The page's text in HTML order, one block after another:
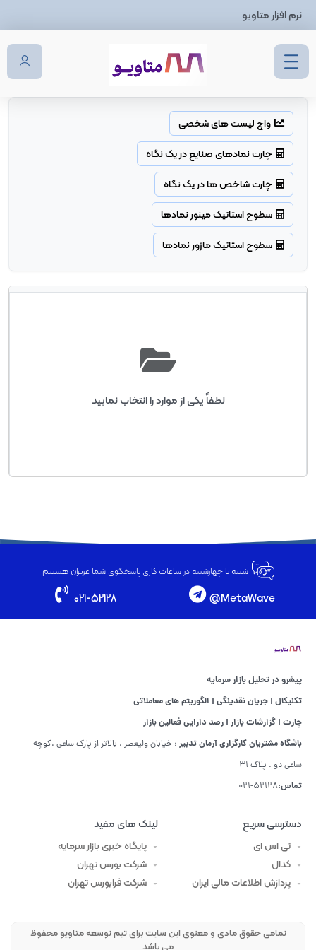
نرم افزار متاویو
واچ لیست های شخصی
چارت نمادهای صنایع در یک نگاه
چارت شاخص ها در یک نگاه
سطوح استاتیک مینور نمادها
سطوح استاتیک ماژور نمادها
لطفاً یکی از موارد را انتخاب نمایید
شنبه تا چهارشنبه در ساعات کاری پاسخگوی شما عزیزان هستیم
MetaWave@
021-52128
پیشرو در تحلیل بازار سرمایه
تکنیکال | جریان نقدینگی | الگوریتم های معاملاتی
چارت | گزارشات بازار | رصد دارایی فعالین بازار
باشگاه مشتریان کارگزاری آرمان تدبیر : خیابان ولیعصر . بالاتر از پارک ساعی .کوچه
ساعی دو . پلاک 31
تماس:52128-021
دسترسی سریع
تی اس ای
کدال
پردازش اطلاعات مالی ایران
لینک های مفید
پایگاه خبری بازار سرمایه
شرکت بورس تهران
شرکت فرابورس تهران
تمامی حقوق مادی و معنوی این سایت برای تیم توسعه متاویو محفوظ
می باشد​